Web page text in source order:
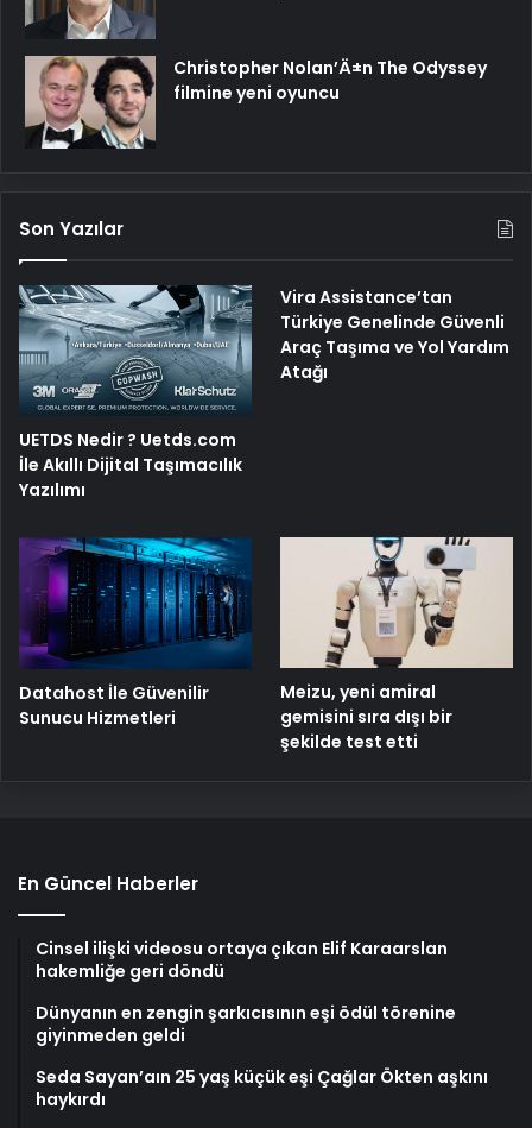
Christopher Nolan’Ä±n The Odyssey
filmine yeni oyuncu
Son Yazılar
UETDS Nedir ? Uetds.com
İle Akıllı Dijital Taşımacılık
Yazılımı
Vira Assistance’tan
Türkiye Genelinde Güvenli
Araç Taşıma ve Yol Yardım
Atağı
Datahost İle Güvenilir
Sunucu Hizmetleri
Meizu, yeni amiral
gemisini sıra dışı bir
şekilde test etti
En Güncel Haberler
Cinsel ilişki videosu ortaya çıkan Elif Karaarslan
hakemliğe geri döndü
Dünyanın en zengin şarkıcısının eşi ödül törenine
giyinmeden geldi
Seda Sayan’aın 25 yaş küçük eşi Çağlar Ökten aşkını
haykırdı